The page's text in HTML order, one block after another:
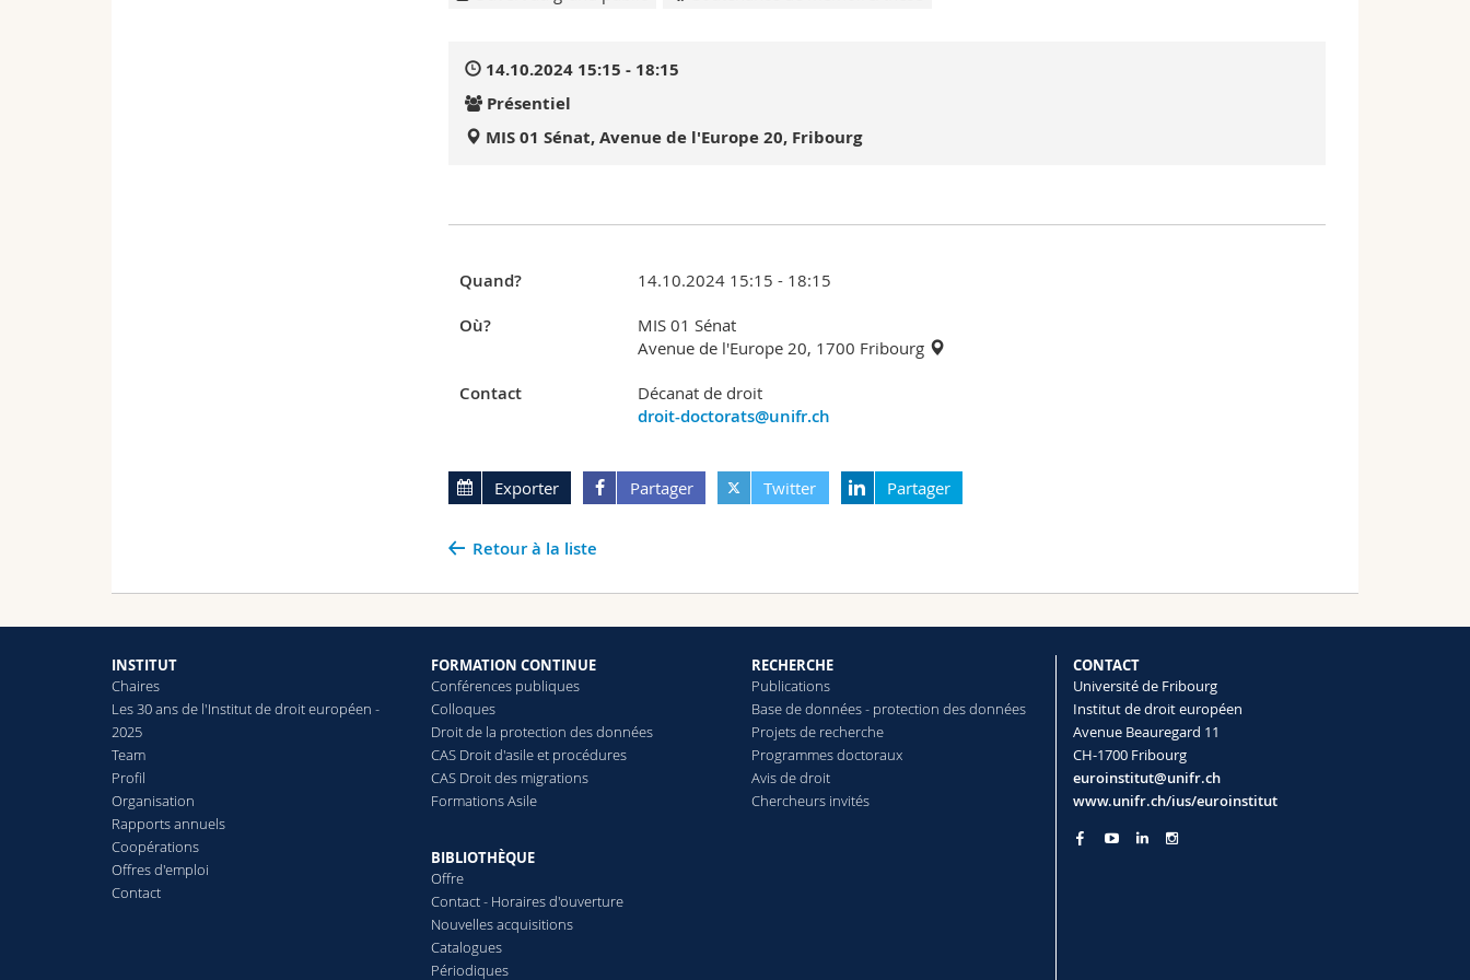
14.10.2024 15:15 - 18:15
Présentiel
MIS 01 Sénat, Avenue de l'Europe 20, Fribourg
Quand? 14.10.2024 15:15 - 18:15
Où?
MIS 01 Sénat
Avenue de l'Europe 20, 1700 Fribourg
Contact Décanat de droit
droit-doctorats@unifr.ch
Exporter Partager Twitter Partager
Retour à la liste
INSTITUT
Chaires
Les 30 ans de l'Institut de droit européen -
2025
Team
Profil
Organisation
Rapports annuels
Coopérations
Offres d'emploi
Contact
FORMATION CONTINUE
Conférences publiques
Colloques
Droit de la protection des données
CAS Droit d'asile et procédures
CAS Droit des migrations
Formations Asile
BIBLIOTHÈQUE
Offre
Contact - Horaires d'ouverture
Nouvelles acquisitions
Catalogues
Périodiques
RECHERCHE
Publications
Base de données - protection des données
Projets de recherche
Programmes doctoraux
Avis de droit
Chercheurs invités
CONTACT
Université de Fribourg
Institut de droit européen
Avenue Beauregard 11
CH-1700 Fribourg
euroinstitut@unifr.ch
www.unifr.ch/ius/euroinstitut